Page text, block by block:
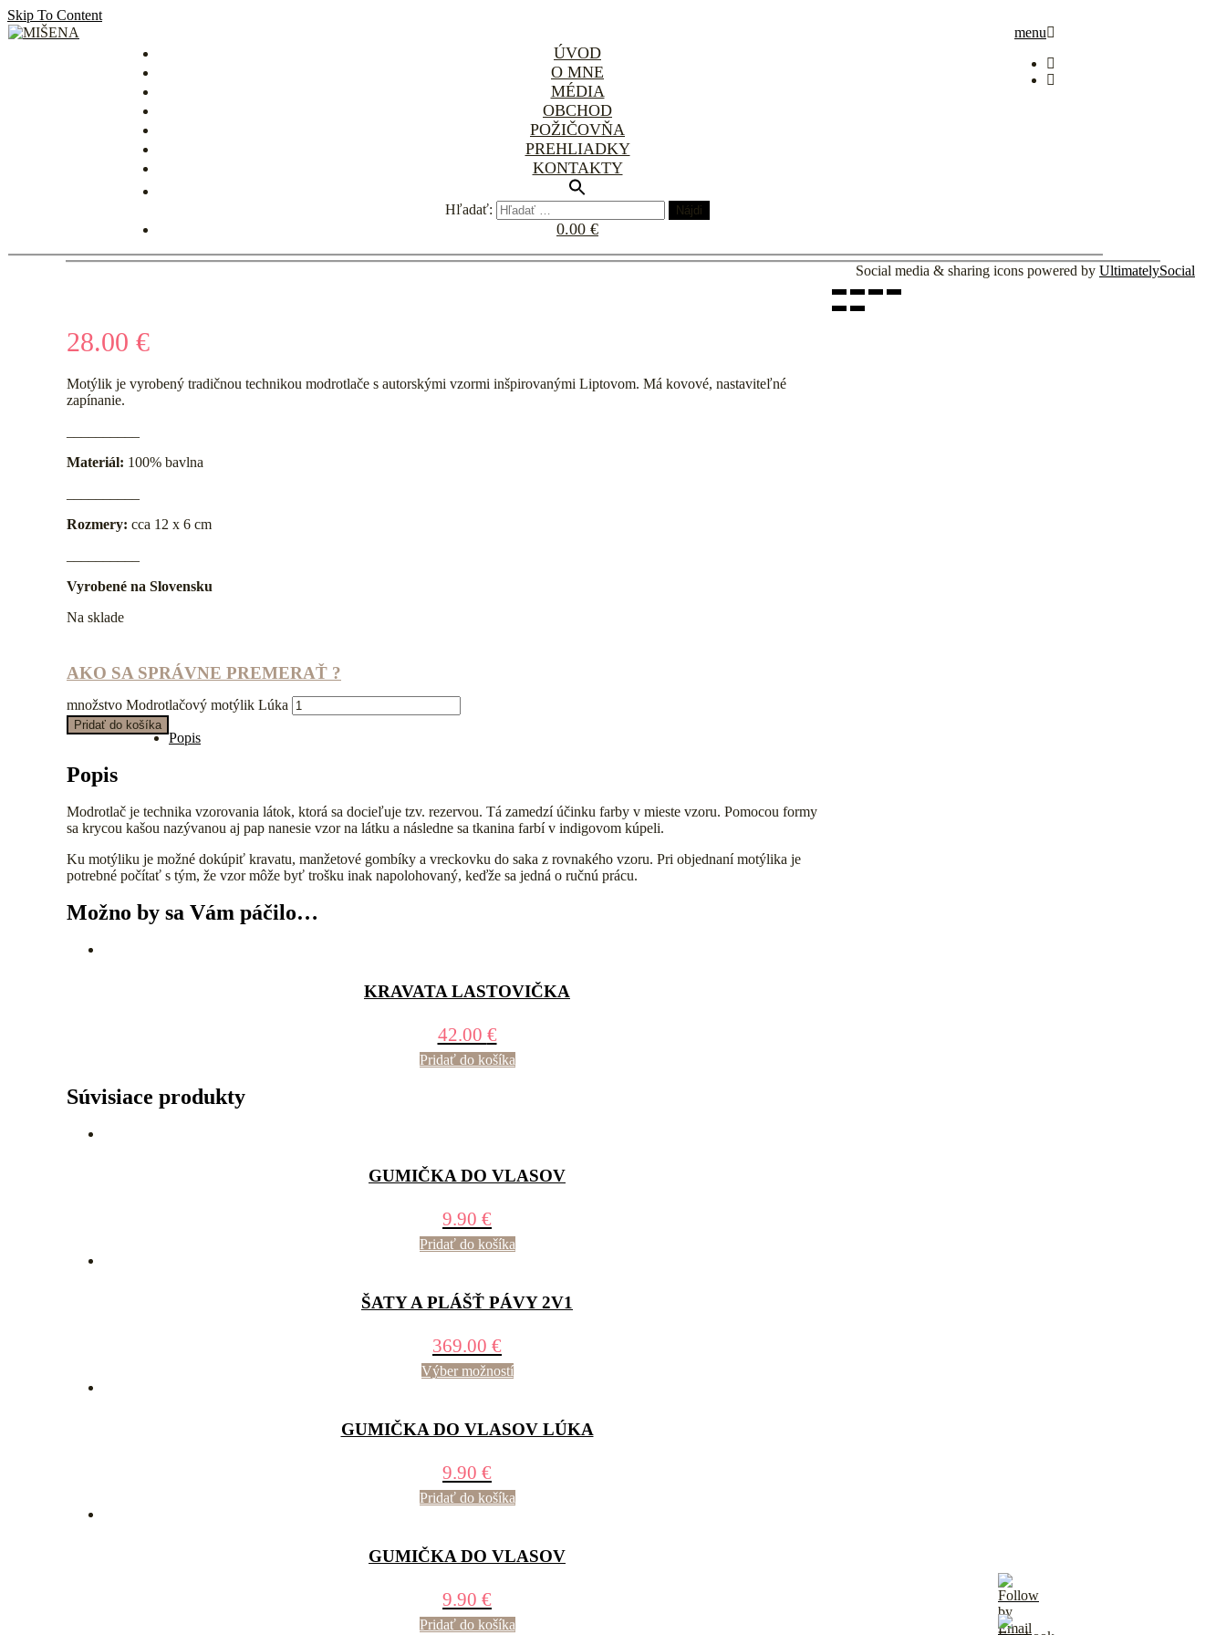
Skip To Content
ÚVOD
O MNE
MÉDIA
OBCHOD
POŽIČOVŇA
PREHLIADKY
KONTAKTY
Hľadať:
0.00 €
menu
28.00 €
Motýlik je vyrobený tradičnou technikou modrotlače s autorskými vzormi inšpirovanými Liptovom. Má kovové, nastaviteľné
zapínanie.
Materiál: 100% bavlna
Rozmery: cca 12 x 6 cm
Vyrobené na Slovensku
Na sklade
AKO SA SPRÁVNE PREMERAŤ ?
množstvo Modrotlačový motýlik Lúka
Pridať do košíka
Popis
Popis
Modrotlač je technika vzorovania látok, ktorá sa docieľuje tzv. rezervou. Tá zamedzí účinku farby v mieste vzoru. Pomocou formy
sa krycou kašou nazývanou aj pap nanesie vzor na látku a následne sa tkanina farbí v indigovom kúpeli.
Ku motýliku je možné dokúpiť kravatu, manžetové gombíky a vreckovku do saka z rovnakého vzoru. Pri objednaní motýlika je
potrebné počítať s tým, že vzor môže byť trošku inak napolohovaný, keďže sa jedná o ručnú prácu.
Možno by sa Vám páčilo…
KRAVATA LASTOVIČKA
42.00 €
Pridať do košíka
Súvisiace produkty
GUMIČKA DO VLASOV
9.90 €
Pridať do košíka
ŠATY A PLÁŠŤ PÁVY 2V1
369.00 €
Výber možností
GUMIČKA DO VLASOV LÚKA
9.90 €
Pridať do košíka
GUMIČKA DO VLASOV
9.90 €
Pridať do košíka
Social media & sharing icons powered by UltimatelySocial